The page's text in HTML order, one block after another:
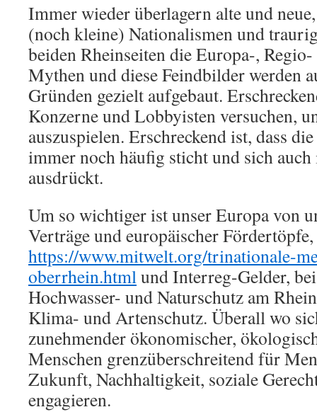
Immer wieder überlagern alte und
(noch kleine) Nationalismen und
beiden Rheinseiten die Europa-,
Mythen und diese Feindbilder werden
Gründen gezielt aufgebaut.
Konzerne und Lobbyisten versuchen,
auszuspielen. Erschreckend ist, dass
immer noch häufig sticht und sich auch
ausdrückt.
Um so wichtiger ist unser Europa von
Verträge und europäischer
https://www.mitwelt.org/trinationale-
oberrhein.htmlund Interreg-Gelder,
Hochwasser- und Naturschutz am
Klima- und Artenschutz. Überall wo
zunehmender ökonomischer,
Menschen grenzüberschreitend für
Zukunft, Nachhaltigkeit, soziale
engagieren.